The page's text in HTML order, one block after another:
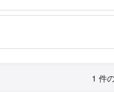
1 件